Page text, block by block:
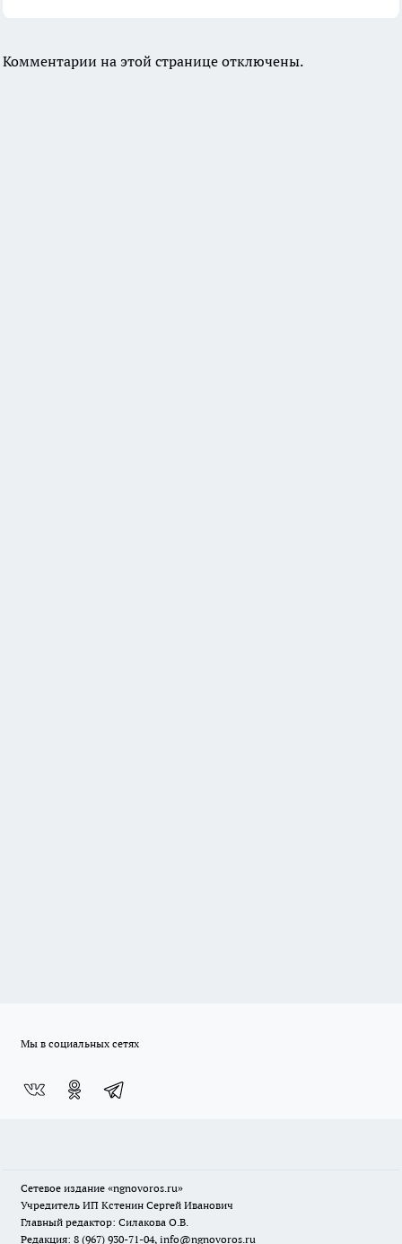
Комментарии на этой странице отключены.
Мы в социальных сетях
Сетевое издание «ngnovoros.ru»
Учредитель ИП Кстенин Сергей Иванович
Главный редактор: Силакова О.В.
Редакция: 8 (967) 930-71-04, info@ngnovoros.ru